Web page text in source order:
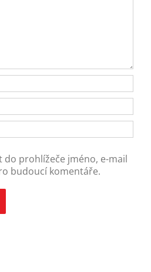
do prohlížeče jméno, e-mail
budoucí komentáře.